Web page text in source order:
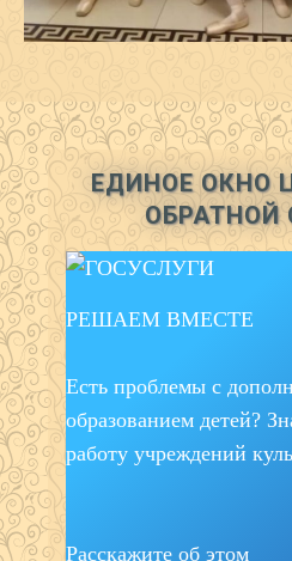
ЕДИНОЕ ОКНО
ОБРАТНОЙ
РЕШАЕМ ВМЕСТЕ
Есть проблемы с
образованием детей?
работу учреждений
Расскажите об этом